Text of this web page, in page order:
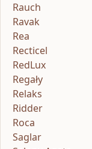
Rauch
Ravak
Rea
Recticel
RedLux
Regały
Relaks
Ridder
Roca
Saglar